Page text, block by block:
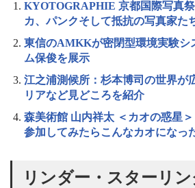
e
l
nk Tr
an
sl
at
e
KYOTOGRAPHIE 京都国際写真祭
カ、パンクそして抵抗の写真家た
東信のAMKKが密閉型環境実験シ
ム保俊を展示
江之浦測候所：杉本博司の世界が
リアなど見どころを紹介
森美術館 山内祥太 ＜カオの惑星
参加してみたらこんなカオになっ
リンダー・スターリ